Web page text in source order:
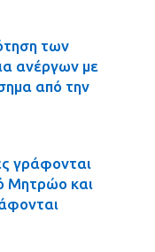
των
ανέργων με
από την
γράφονται
Μητρώο και